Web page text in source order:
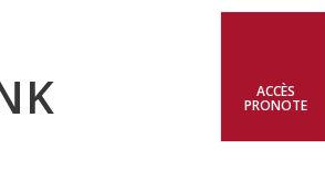
ACCÈS
PRONOTE